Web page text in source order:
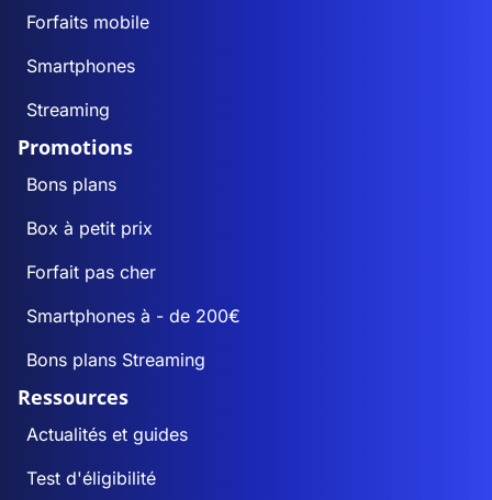
Forfaits mobile
Smartphones
Streaming
Promotions
Bons plans
Box à petit prix
Forfait pas cher
Smartphones à - de 200€
Bons plans Streaming
Ressources
Actualités et guides
Test d'éligibilité